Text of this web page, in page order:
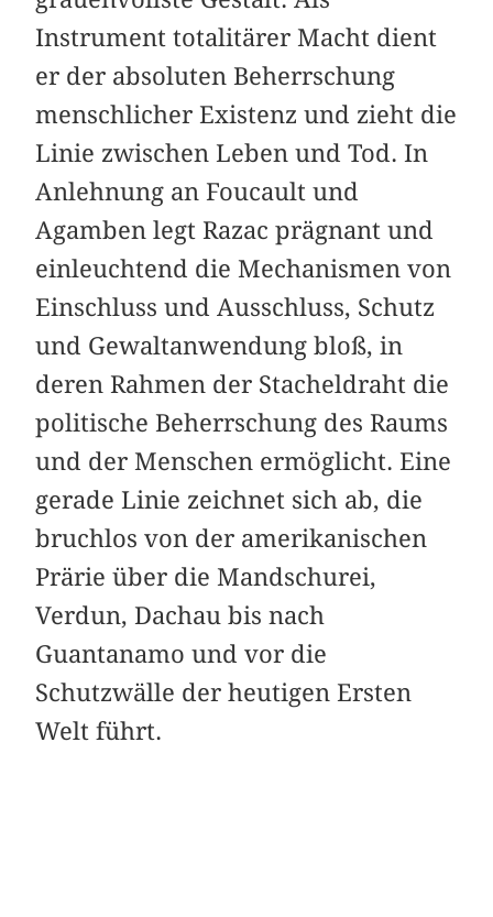
Instrument totalitärer Macht dient
er der absoluten Beherrschung
menschlicher Existenz und zieht die
Linie zwischen Leben und Tod. In
Anlehnung an Foucault und
Agamben legt Razac prägnant und
einleuchtend die Mechanismen von
Einschluss und Ausschluss, Schutz
und Gewaltanwendung bloß, in
deren Rahmen der Stacheldraht die
politische Beherrschung des Raums
und der Menschen ermöglicht. Eine
gerade Linie zeichnet sich ab, die
bruchlos von der amerikanischen
Prärie über die Mandschurei,
Verdun, Dachau bis nach
Guantanamo und vor die
Schutzwälle der heutigen Ersten
Welt führt.